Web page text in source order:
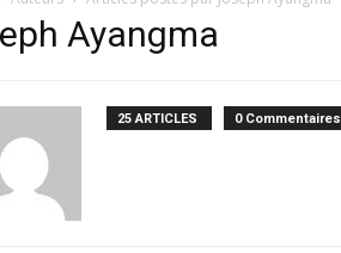
Ayangma
25 ARTICLES 0 Commentaires